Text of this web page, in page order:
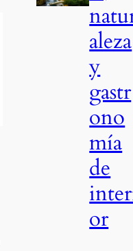
aleza
y
gastr
ono
mía
de
or